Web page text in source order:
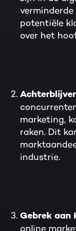
potentiële
over het
marketing,
raken. Dit
industrie.
Gebrek aan
online